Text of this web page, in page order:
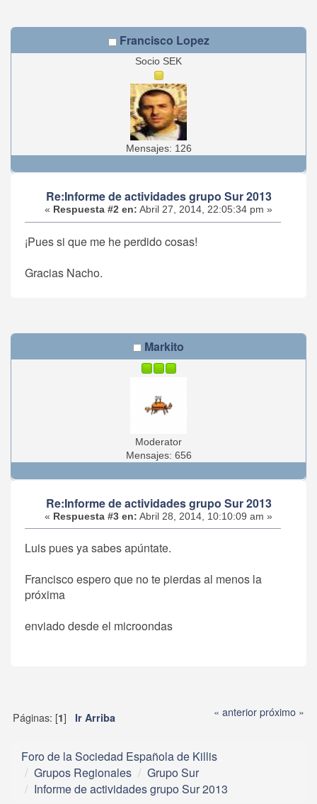
Francisco Lopez
Socio SEK
Mensajes: 126
Re:Informe de actividades grupo Sur 2013
« Respuesta #2 en: Abril 27, 2014, 22:05:34 pm »
¡Pues si que me he perdido cosas!
Gracias Nacho.
Markito
Moderator
Mensajes: 656
Re:Informe de actividades grupo Sur 2013
« Respuesta #3 en: Abril 28, 2014, 10:10:09 am »
Luis pues ya sabes apúntate.
Francisco espero que no te pierdas al menos la
próxima
enviado desde el microondas
Páginas: [1] Ir Arriba « anteriorpróximo »
Foro de la Sociedad Española de Killis
Grupos Regionales
Grupo Sur
Informe de actividades grupo Sur 2013